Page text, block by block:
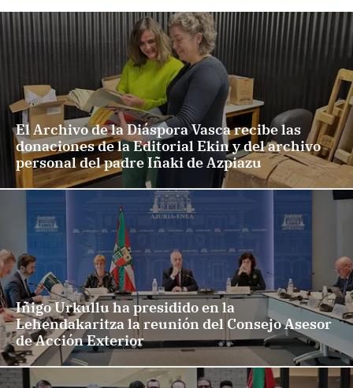
El Archivo de la Diáspora Vasca recibe las
donaciones de la Editorial Ekin y del archivo
personal del padre Iñaki de Azpiazu
Iñigo Urkullu ha presidido en la
Lehendakaritza la reunión del Consejo Asesor
de Acción Exterior